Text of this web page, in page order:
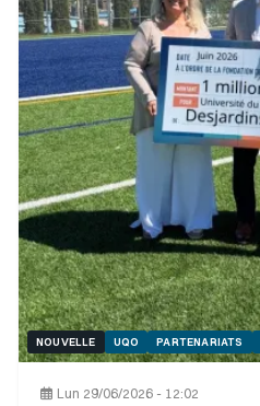
NOUVELLE UQO PARTENARIATS
Lun 29/06/2026 - 12:02